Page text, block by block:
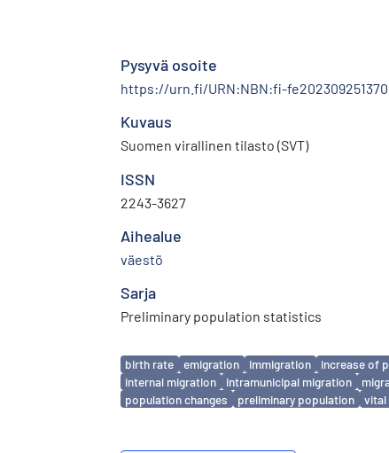
Pysyvä osoite
https://urn.fi/URN:NBN:fi-
Kuvaus
Suomen virallinen tilasto (SVT)
ISSN
2243-3627
Aihealue
väestö
Sarja
Preliminary population statistics
Avainsanat
birth rate emigration immigration increase of
internal migration
intramunicipal migration
population changes
preliminary population